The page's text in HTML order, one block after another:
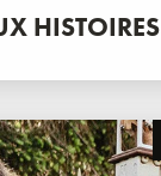
HISTOIRES